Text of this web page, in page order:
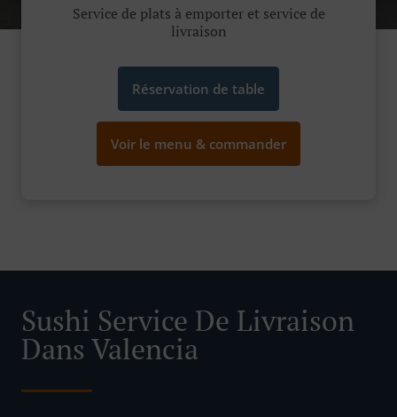
Service de plats à emporter et service de
livraison
Réservation de table
Voir le menu & commander
Sushi Service De Livraison
Dans Valencia